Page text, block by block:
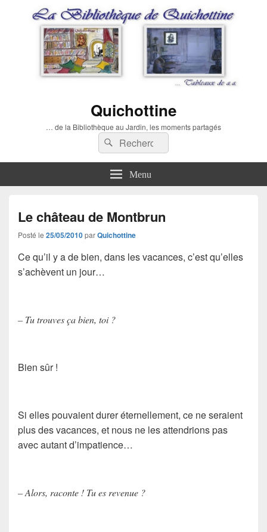
Quichottine
… de la Bibliothèque au Jardin, les moments partagés
Recherche :
Rechercher
Menu
Le château de Montbrun
Posté le 25/05/2010parQuichottine
Ce qu’il y a de bien, dans les vacances, c’est qu’elles
s’achèvent un jour…
– Tu trouves ça bien, toi ?
Bien sûr !
Si elles pouvaient durer éternellement, ce ne seraient
plus des vacances, et nous ne les attendrions pas
avec autant d’impatience…
– Alors, raconte ! Tu es revenue ?